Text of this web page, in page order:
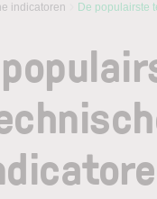
indicatoren De populairste